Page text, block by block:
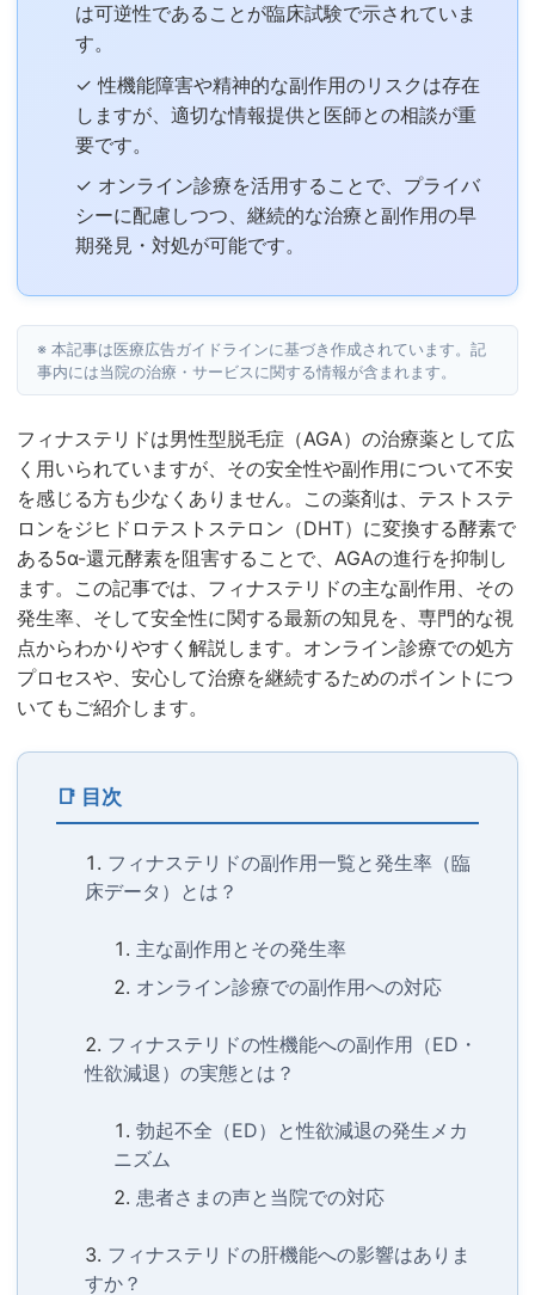
は可逆性であることが臨床試験で示されていま
す。
✓ 性機能障害や精神的な副作用のリスクは存在
しますが、適切な情報提供と医師との相談が重
要です。
✓ オンライン診療を活用することで、プライバ
シーに配慮しつつ、継続的な治療と副作用の早
期発見・対処が可能です。
※ 本記事は医療広告ガイドラインに基づき作成されています。記
事内には当院の治療・サービスに関する情報が含まれます。
フィナステリドは男性型脱毛症（AGA）の治療薬として広
く用いられていますが、その安全性や副作用について不安
を感じる方も少なくありません。この薬剤は、テストステ
ロンをジヒドロテストステロン（DHT）に変換する酵素で
ある5α-還元酵素を阻害することで、AGAの進行を抑制し
ます。この記事では、フィナステリドの主な副作用、その
発生率、そして安全性に関する最新の知見を、専門的な視
点からわかりやすく解説します。オンライン診療での処方
プロセスや、安心して治療を継続するためのポイントにつ
いてもご紹介します。
📑 目次
フィナステリドの副作用一覧と発生率（臨
床データ）とは？
主な副作用とその発生率
オンライン診療での副作用への対応
フィナステリドの性機能への副作用（ED・
性欲減退）の実態とは？
勃起不全（ED）と性欲減退の発生メカ
ニズム
患者さまの声と当院での対応
フィナステリドの肝機能への影響はありま
すか？